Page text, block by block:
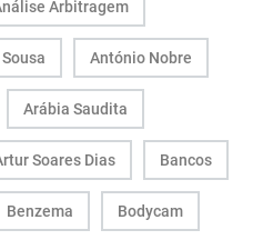
Arbitragem
António Nobre
Arábia Saudita
Soares Dias Bancos
Benzema Bodycam